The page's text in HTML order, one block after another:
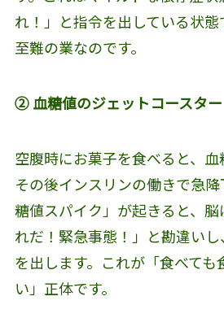
れ！」と指令を出している状
至難の業なのです。
② 血糖値のジェットコースター
空腹時にお菓子を食べると、血
その後インスリンの働きで急
糖値スパイク」が起きると、
れだ！緊急事態！」と勘違い
を出します。これが「食べても
い」正体です。